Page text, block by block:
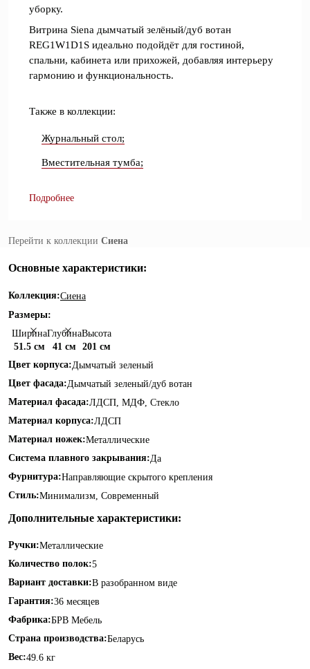
уборку.
Витрина Siena дымчатый зелёный/дуб вотан
REG1W1D1S идеально подойдёт для гостиной,
спальни, кабинета или прихожей, добавляя интерьеру
гармонию и функциональность.
Также в коллекции:
Журнальный стол;
Вместительная тумба;
Подробнее
Перейти к коллекции Сиена
Основные характеристики:
Коллекция:Сиена
Размеры:
Ширина
51.5 см
Глубина
41 см
Высота
201 см
Цвет корпуса:Дымчатый зеленый
Цвет фасада:Дымчатый зеленый/дуб вотан
Материал фасада:ЛДСП, МДФ, Стекло
Материал корпуса:ЛДСП
Материал ножек:Металлические
Система плавного закрывания:Да
Фурнитура:Направляющие скрытого крепления
Стиль:Минимализм, Современный
Дополнительные характеристики:
Ручки:Металлические
Количество полок:5
Вариант доставки:В разобранном виде
Гарантия:36 месяцев
Фабрика:БРВ Мебель
Страна производства:Беларусь
Вес:49.6 кг